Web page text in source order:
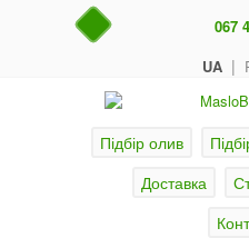
UA |
067
Підбір олив
Доставка